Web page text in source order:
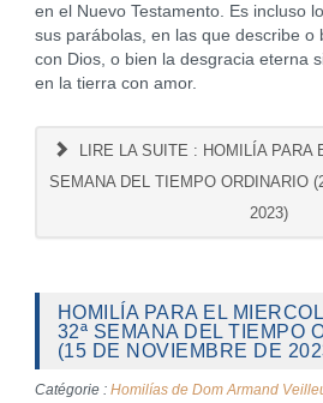
en el Nuevo Testamento. Es incluso
sus parábolas, en las que describe o
con Dios, o bien la desgracia eterna
en la tierra con amor.
LIRE LA SUITE : HOMILÍA PARA
SEMANA DEL TIEMPO ORDINARIO
2023)
HOMILÍA PARA EL
32ª SEMANA DEL TIEMPO
(15 DE NOVIEMBRE DE
Catégorie : Homilías de Dom Armand